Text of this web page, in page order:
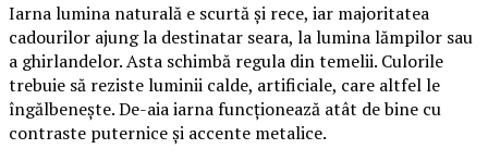
Iarna lumina naturală e scurtă și rece, iar majoritatea
cadourilor ajung la destinatar seara, la lumina lămpilor sau
a ghirlandelor. Asta schimbă regula din temelii. Culorile
trebuie să reziste luminii calde, artificiale, care altfel le
îngălbenește. De-aia iarna funcționează atât de bine cu
contraste puternice și accente metalice.